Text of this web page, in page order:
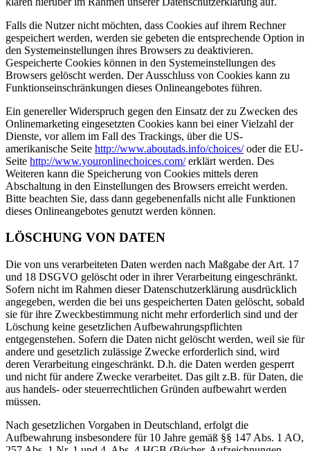
Falls die Nutzer nicht möchten, dass Cookies auf ihrem Rechner
gespeichert werden, werden sie gebeten die entsprechende Option in
den Systemeinstellungen ihres Browsers zu deaktivieren.
Gespeicherte Cookies können in den Systemeinstellungen des
Browsers gelöscht werden. Der Ausschluss von Cookies kann zu
Funktionseinschränkungen dieses Onlineangebotes führen.
Ein genereller Widerspruch gegen den Einsatz der zu Zwecken des
Onlinemarketing eingesetzten Cookies kann bei einer Vielzahl der
Dienste, vor allem im Fall des Trackings, über die US-
amerikanische Seite http://www.aboutads.info/choices/oder die EU-
Seite http://www.youronlinechoices.com/erklärt werden. Des
Weiteren kann die Speicherung von Cookies mittels deren
Abschaltung in den Einstellungen des Browsers erreicht werden.
Bitte beachten Sie, dass dann gegebenenfalls nicht alle Funktionen
dieses Onlineangebotes genutzt werden können.
LÖSCHUNG VON DATEN
Die von uns verarbeiteten Daten werden nach Maßgabe der Art. 17
und 18 DSGVO gelöscht oder in ihrer Verarbeitung eingeschränkt.
Sofern nicht im Rahmen dieser Datenschutzerklärung ausdrücklich
angegeben, werden die bei uns gespeicherten Daten gelöscht, sobald
sie für ihre Zweckbestimmung nicht mehr erforderlich sind und der
Löschung keine gesetzlichen Aufbewahrungspflichten
entgegenstehen. Sofern die Daten nicht gelöscht werden, weil sie für
andere und gesetzlich zulässige Zwecke erforderlich sind, wird
deren Verarbeitung eingeschränkt. D.h. die Daten werden gesperrt
und nicht für andere Zwecke verarbeitet. Das gilt z.B. für Daten, die
aus handels- oder steuerrechtlichen Gründen aufbewahrt werden
müssen.
Nach gesetzlichen Vorgaben in Deutschland, erfolgt die
Aufbewahrung insbesondere für 10 Jahre gemäß §§ 147 Abs. 1 AO,